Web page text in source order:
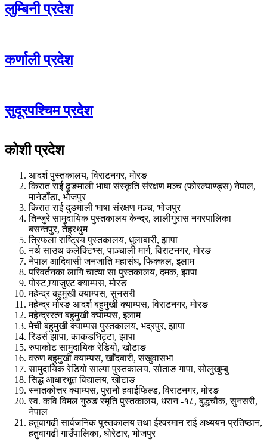
लुम्बिनी प्रदेश
कर्णाली प्रदेश
सुदूरपश्चिम प्रदेश
कोशी प्रदेश
आदर्श पुस्तकालय, विराटनगर, मोरङ
किरात राई ढुङमाली भाषा संस्कृति संरक्षण मञ्च (फोरल्याण्ड्स) नेपाल,
मानेडाँडा, भोजपुर
किरात राई दुङमाली भाषा संरक्षण मञ्च, भोजपुर
तिन्जुरे सामुदायिक पुस्तकालय केन्द्र, लालीगुरास नगरपालिका
बसन्तपुर, तेह्रथुम
त्रिफला राष्ट्रिय पुस्तकालय, धुलाबारी, झापा
नर्थ साउथ कलेक्टिभ्स, पाञ्चाली मार्ग, विराटनगर, मोरङ
नेपाल आदिवासी जनजाति महासंघ, फिक्कल, इलाम
परिवर्तनका लागि चात्या सा पुस्तकालय, दमक, झापा
पोस्ट ग्र्याजुएट क्याम्पस, मोरङ
महेन्द्र बहुमुखी क्याम्पस, सुनसरी
महेन्द्र मोरङ आदर्श बहुमुखी क्याम्पस, विराटनगर, मोरङ
महेन्द्ररत्न बहुमुखी क्याम्पस, इलाम
मेची बहुमुखी क्याम्पस पुस्तकालय, भद्रपुर, झापा
रिडर्स झापा, काकडभिट्टा, झापा
रुपाकोट सामुदायिक रेडियो, खोटाङ
वरुण बहुमुखी क्याम्पस, खाँदबारी, संखुवासभा
सामुदायिक रेडियो साल्पा पुस्तकालय, सोताङ गापा, सोलुखुम्बु
सिद्ध आधारभूत विद्यालय, खोटाङ
स्नातकोत्तर क्याम्पस, पुरानो हवाईफिल्ड, विराटनगर, मोरङ
स्व. कवि विमल गुरुङ स्मृति पुस्तकालय, धरान -१८, बुद्धचौक, सुनसरी,
नेपाल
हतुवागढी सार्वजनिक पुस्तकालय तथा ईश्वरमान राई अध्ययन प्रतिष्ठान,
हतुवागढी गाउँपालिका, घोरेटार, भोजपुर